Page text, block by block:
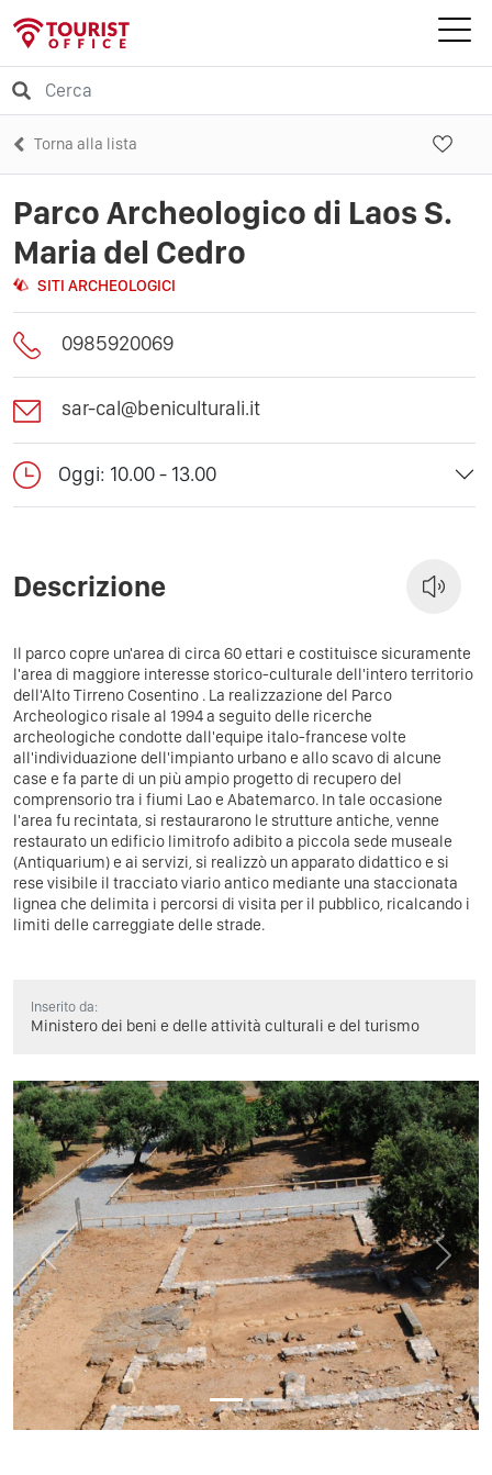
Torna alla lista
Parco Archeologico di Laos S.
Maria del Cedro
SITI ARCHEOLOGICI
0985920069
sar-cal@beniculturali.it
Oggi: 10.00 - 13.00
Descrizione
Il parco copre un'area di circa 60 ettari e costituisce sicuramente
l'area di maggiore interesse storico-culturale dell'intero territorio
dell'Alto Tirreno Cosentino . La realizzazione del Parco
Archeologico risale al 1994 a seguito delle ricerche
archeologiche condotte dall'equipe italo-francese volte
all'individuazione dell'impianto urbano e allo scavo di alcune
case e fa parte di un più ampio progetto di recupero del
comprensorio tra i fiumi Lao e Abatemarco. In tale occasione
l'area fu recintata, si restaurarono le strutture antiche, venne
restaurato un edificio limitrofo adibito a piccola sede museale
(Antiquarium) e ai servizi, si realizzò un apparato didattico e si
rese visibile il tracciato viario antico mediante una staccionata
lignea che delimita i percorsi di visita per il pubblico, ricalcando i
limiti delle carreggiate delle strade.
Inserito da:
Ministero dei beni e delle attività culturali e del turismo
Previous Next